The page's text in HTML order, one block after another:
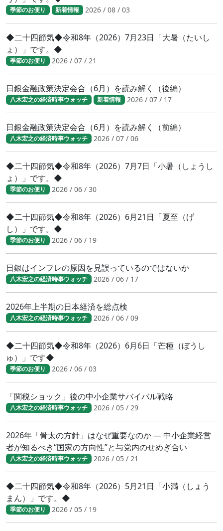
季節のお便り 新着情報 2026 / 08 / 03
◆二十四節気◆令和8年（2026）7月23日「大暑（たいし
ょ）」です。◆
季節のお便り 2026 / 07 / 21
日銀金融政策決定会合（6月）を読み解く（後編）
八木宏之の経済時事ウォッチ 新着情報 2026 / 07 / 17
日銀金融政策決定会合（6月）を読み解く（前編）
八木宏之の経済時事ウォッチ 2026 / 07 / 06
◆二十四節気◆令和8年（2026）7月7日「小暑（しょうし
ょ）」です。◆
季節のお便り 2026 / 06 / 30
◆二十四節気◆令和8年（2026）6月21日「夏至（げ
し）」です。◆
季節のお便り 2026 / 06 / 19
日銀はインフレの原因を見誤っているのではないか
八木宏之の経済時事ウォッチ 2026 / 06 / 17
2026年上半期の日本経済を総点検
八木宏之の経済時事ウォッチ 2026 / 06 / 09
◆二十四節気◆令和8年（2026）6月6日「芒種（ぼうし
ゅ）」です◆
季節のお便り 2026 / 06 / 03
「関税ショック」後の中小企業サバイバル戦略
八木宏之の経済時事ウォッチ 2026 / 05 / 29
2026年「骨太の方針」はなぜ重要なのか ― 中小企業経営
者が知るべき“国家の方向性”と与党内のせめぎ合い
八木宏之の経済時事ウォッチ 2026 / 05 / 21
◆二十四節気◆令和8年（2026）5月21日「小満（しょう
まん）」です。◆
季節のお便り 2026 / 05 / 19